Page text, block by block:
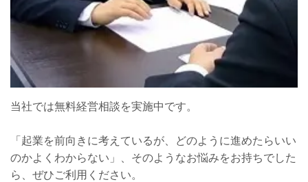
当社では無料経営相談を実施中です。
「起業を前向きに考えているが、どのように進めたらいい
のかよくわからない」、そのようなお悩みをお持ちでした
ら、ぜひご利用ください。